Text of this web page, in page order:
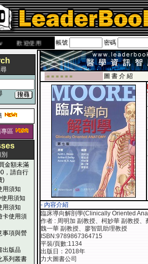
使用 國民旅遊卡！！
帳號 密碼
區
金額未滿
，請自行
)
用須知
用須知
用須知
卡使用須
事項與營
出版品
系列叢書
-■ ■ ■ ■ ■ ■
圖 書 介 紹
- 內容介紹
臨床導向解剖學(Clinically Oriented
作者 : 周明加 副教授、柯妙華 副教授、
魏一華 副教授、廖智凱助理教授
ISBN:9789867364715
平裝/頁數:1134
出版日：2018年
力大圖書公司